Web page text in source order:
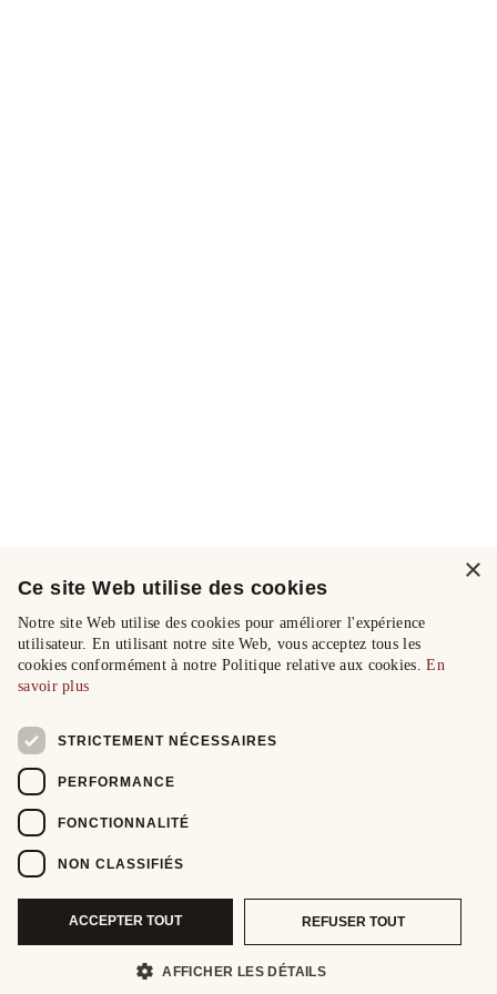
×
Ce site Web utilise des cookies
Notre site Web utilise des cookies pour améliorer l'expérience
utilisateur. En utilisant notre site Web, vous acceptez tous les
cookies conformément à notre Politique relative aux cookies.En
savoir plus
STRICTEMENT NÉCESSAIRES
PERFORMANCE
FONCTIONNALITÉ
NON CLASSIFIÉS
ACCEPTER TOUT REFUSER TOUT
AFFICHER LES DÉTAILS